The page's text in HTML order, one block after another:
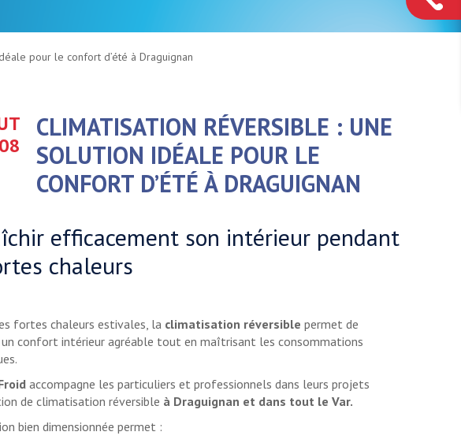
pour le confort d’été à Draguignan
08
CLIMATISATION RÉVERSIBLE : UNE
SOLUTION IDÉALE POUR LE
CONFORT D’ÉTÉ À DRAGUIGNAN
efficacement son intérieur pendant
chaleurs
fortes chaleurs estivales, la climatisation réversible permet de
un confort intérieur agréable tout en maîtrisant les consommations
accompagne les particuliers et professionnels dans leurs projets
de climatisation réversible à Draguignan et dans tout le Var.
bien dimensionnée permet :